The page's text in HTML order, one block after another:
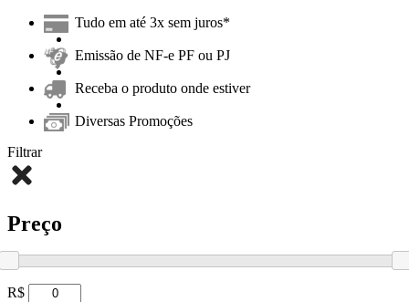
Tudo em até 3x sem juros*
Emissão de NF-e PF ou PJ
Receba o produto onde estiver
Diversas Promoções
Filtrar
Preço
R$